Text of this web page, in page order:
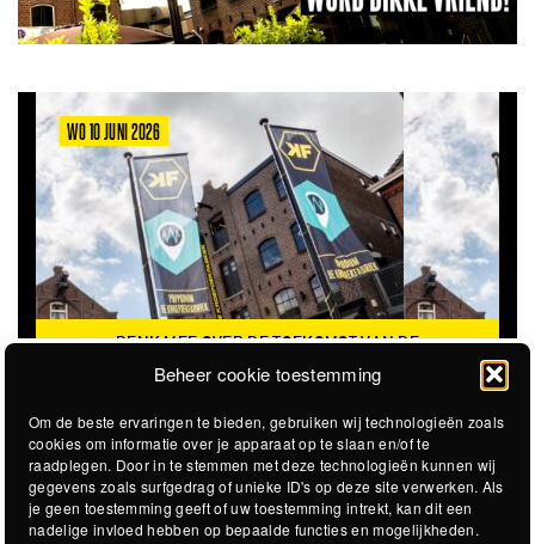
Beheer cookie toestemming
Om de beste ervaringen te bieden, gebruiken wij technologieën zoals
cookies om informatie over je apparaat op te slaan en/of te
raadplegen. Door in te stemmen met deze technologieën kunnen wij
gegevens zoals surfgedrag of unieke ID's op deze site verwerken. Als
je geen toestemming geeft of uw toestemming intrekt, kan dit een
nadelige invloed hebben op bepaalde functies en mogelijkheden.
WO 10 JUNI 2026
DENK MEE OVER DE TOEKOMST VAN DE
KROEPOEKFABRIEK